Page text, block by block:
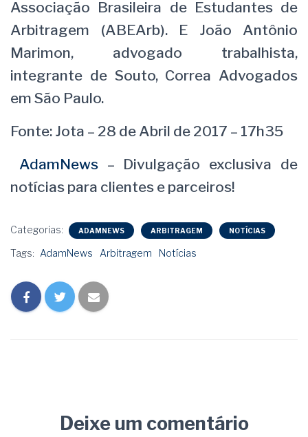
Associação Brasileira de Estudantes de
Arbitragem (ABEArb). E João Antônio
Marimon, advogado trabalhista,
integrante de Souto, Correa Advogados
em São Paulo.
Fonte: Jota – 28 de Abril de 2017 – 17h35
AdamNews– Divulgação exclusiva de
notícias para clientes e parceiros!
Categorias: ADAMNEWS ARBITRAGEM NOTÍCIAS
Tags: AdamNews Arbitragem Notícias
Deixe um comentário